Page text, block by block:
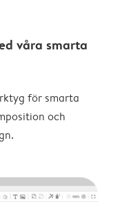
våra smarta
för smarta
och